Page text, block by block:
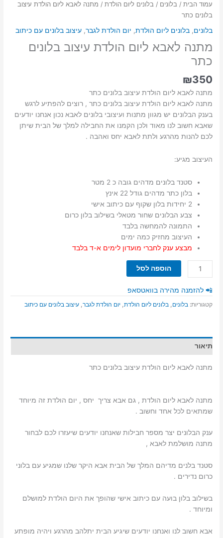
עמוד הבית /בלונים /בלונים ליום הולדת / מתנה לאבא ליום הולדת עיצוב
בלונים כתר
בלונים,בלונים ליום הולדת, יום הולדת לגבר,עיצוב בלונים עם כיתוב
מתנה לאבא ליום הולדת עיצוב בלונים
כתר
₪350
מתנה לאבא ליום הולדת עיצוב בלונים כתר
מתנה לאבא ליום הולדת עיצוב בלונים כתר , רוצים להפתיע לרגש
בענק הבלונים יש מגוון מתנות ועיצובי בלונים לאבא נכון אנחנו יודעים
שאבא חשוב לנו מאוד ולכן הקמנו את החבילה למלך של הבית שיתן
לכם להנות מהרגע ולתת לאבא יחס ואהבה .
העיצוב מגיע:
סטנד בלונים מדהים גובה כ 2 מטר
בלון כתר מדהים גודל 22 אינץ
2 יחידות בלון שקוף עם כיתוב אישי
צבע הבלונים שחור מטאלי בשילוב בלון כרום
התמונה להמחשה בלבד
העיצוב מחזיק כמה ימים
מבצע ענק לחברי מועדון לימים א-ד בלבד
כמות
של
מתנה
לאבא
ליום
הוספה לסל
📲 להזמנה מהירה בוואטסאפ
קטגוריות: בלונים בלונים ליום הולדת ,יום הולדת לגבר ,עיצוב בלונים עם כיתוב
תיאור
מתנה לאבא ליום הולדת עיצוב בלונים כתר
מתנה לאבא ליום הולדת , גם אבא צריך יחס , יום הולדת זה מיוחד
שמתאים לכל אחד וחשוב .
ענק הבלונים יצר מספר חבילות שאנחנו יודעים שיעזרו לכם לבחור
מתנה מושלמת לאבא ,
סטנד בלנים מדיהם המלך של הבית אבא היקר שלנו שמגיע עם בלוני
כרום נדירים .
בשילוב בלון בועה עם כיתוב אישי שהופך את היום הולדת למושלם
ומיוחד .
אבא חשוב לנו ואנחנו יודעים שיגיע הבית יתלהב מהרגע ויהיה מופתע